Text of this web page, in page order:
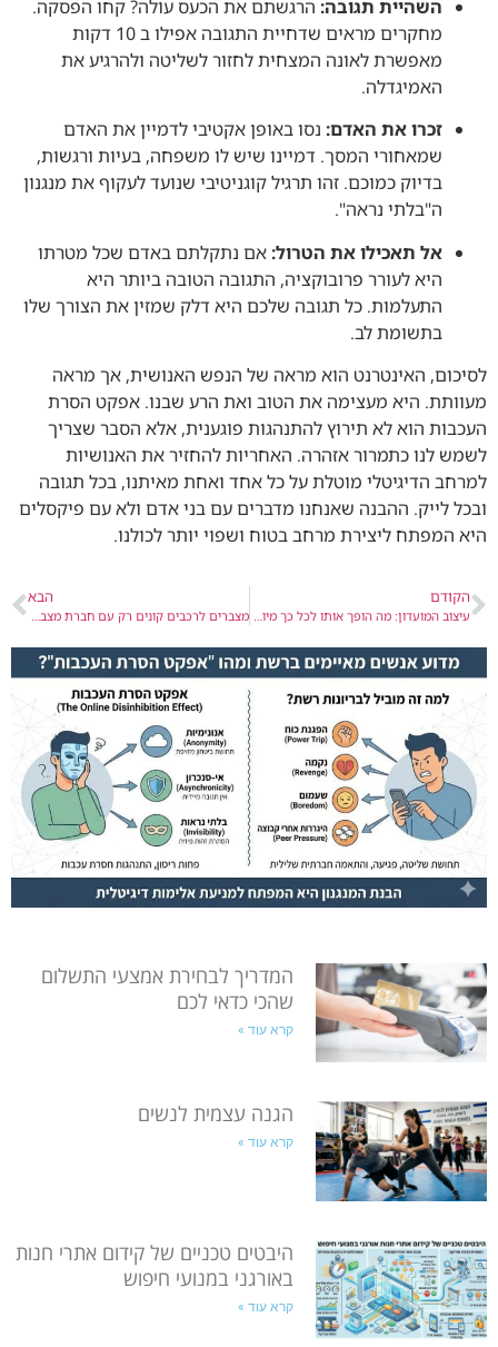
השהיית תגובה: הרגשתם את הכעס עולה? קחו הפסקה.
מחקרים מראים שדחיית התגובה אפילו ב 10 דקות
מאפשרת לאונה המצחית לחזור לשליטה ולהרגיע את
האמיגדלה.
זכרו את האדם: נסו באופן אקטיבי לדמיין את האדם
שמאחורי המסך. דמיינו שיש לו משפחה, בעיות ורגשות,
בדיוק כמוכם. זהו תרגיל קוגניטיבי שנועד לעקוף את מנגנון
ה"בלתי נראה".
אל תאכילו את הטרול: אם נתקלתם באדם שכל מטרתו
היא לעורר פרובוקציה, התגובה הטובה ביותר היא
התעלמות. כל תגובה שלכם היא דלק שמזין את הצורך שלו
בתשומת לב.
לסיכום, האינטרנט הוא מראה של הנפש האנושית, אך מראה
מעוותת. היא מעצימה את הטוב ואת הרע שבנו. אפקט הסרת
העכבות הוא לא תירוץ להתנהגות פוגענית, אלא הסבר שצריך
לשמש לנו כתמרור אזהרה. האחריות להחזיר את האנושיות
למרחב הדיגיטלי מוטלת על כל אחד ואחת מאיתנו, בכל תגובה
ובכל לייק. ההבנה שאנחנו מדברים עם בני אדם ולא עם פיקסלים
היא המפתח ליצירת מרחב בטוח ושפוי יותר לכולנו.
הקודם
עיצוב המועדון: מה הופך אותו לכל כך מיוחד?
הבא
מצברים לרכבים קונים רק עם חברת מצבר אקספרס
המדריך לבחירת אמצעי התשלום
שהכי כדאי לכם
קרא עוד »
הגנה עצמית לנשים
קרא עוד »
היבטים טכניים של קידום אתרי חנות
באורגני במנועי חיפוש
קרא עוד »